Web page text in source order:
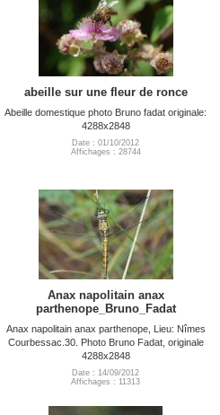
abeille sur une fleur de ronce
Abeille domestique photo Bruno fadat originale:
4288x2848
Date : 01/10/2012
Affichages : 28744
Anax napolitain anax
parthenope_Bruno_Fadat
Anax napolitain anax parthenope, Lieu: Nîmes
Courbessac.30. Photo Bruno Fadat, originale
4288x2848
Date : 14/09/2012
Affichages : 11313